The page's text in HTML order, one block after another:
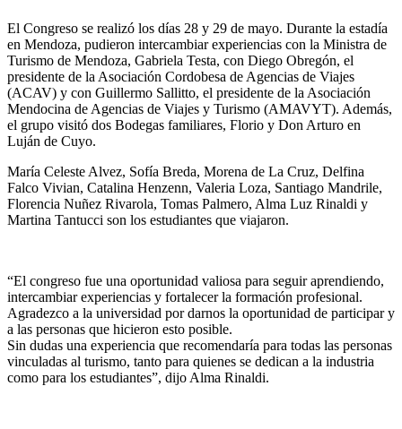
El Congreso se realizó los días 28 y 29 de mayo. Durante la estadía
en Mendoza, pudieron intercambiar experiencias con la Ministra de
Turismo de Mendoza, Gabriela Testa, con Diego Obregón, el
presidente de la Asociación Cordobesa de Agencias de Viajes
(ACAV) y con Guillermo Sallitto, el presidente de la Asociación
Mendocina de Agencias de Viajes y Turismo (AMAVYT). Además,
el grupo visitó dos Bodegas familiares, Florio y Don Arturo en
Luján de Cuyo.
María Celeste Alvez, Sofía Breda, Morena de La Cruz, Delfina
Falco Vivian, Catalina Henzenn, Valeria Loza, Santiago Mandrile,
Florencia Nuñez Rivarola, Tomas Palmero, Alma Luz Rinaldi y
Martina Tantucci son los estudiantes que viajaron.
“El congreso fue una oportunidad valiosa para seguir aprendiendo,
intercambiar experiencias y fortalecer la formación profesional.
Agradezco a la universidad por darnos la oportunidad de participar y
a las personas que hicieron esto posible.
Sin dudas una experiencia que recomendaría para todas las personas
vinculadas al turismo, tanto para quienes se dedican a la industria
como para los estudiantes”, dijo Alma Rinaldi.